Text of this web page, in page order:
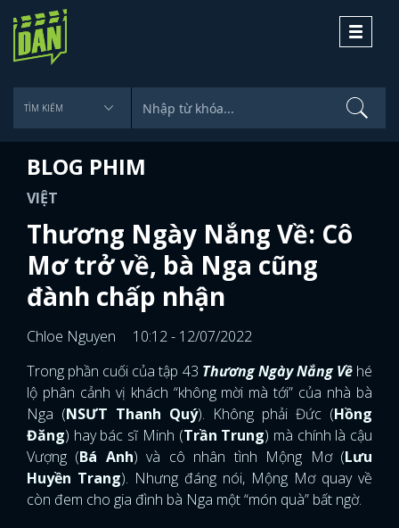
Toggle
BLOG PHIM
VIỆT
Thương Ngày Nắng Về: Cô
Mơ trở về, bà Nga cũng
đành chấp nhận
Chloe Nguyen
10:12 - 12/07/2022
Trong phần cuối của tập 43 Thương Ngày Nắng Về hé
lộ phân cảnh vị khách “không mời mà tới” của nhà bà
Nga (NSƯT Thanh Quý). Không phải Đức (Hồng
Đăng) hay bác sĩ Minh (Trần Trung) mà chính là cậu
Vượng (Bá Anh) và cô nhân tình Mộng Mơ (Lưu
Huyền Trang). Nhưng đáng nói, Mộng Mơ quay về
còn đem cho gia đình bà Nga một “món quà” bất ngờ.